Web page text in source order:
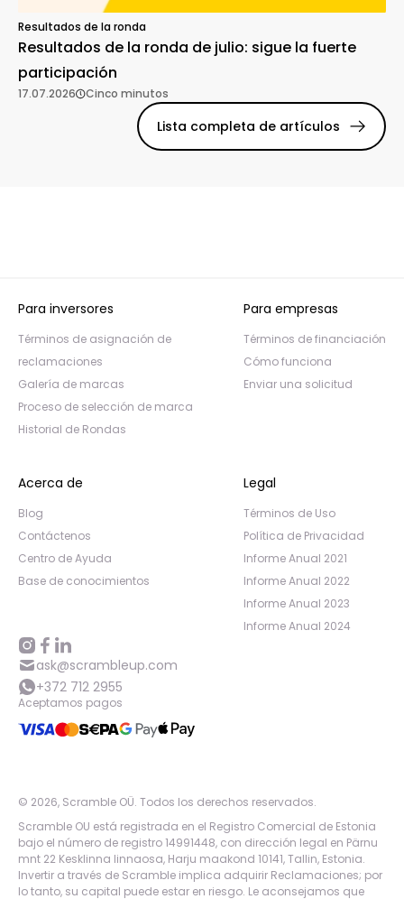
Resultados de la ronda
Resultados de la ronda de julio: sigue la fuerte
participación
17.07.2026 Cinco minutos
Lista completa de artículos
Para inversores
Términos de asignación de
reclamaciones
Galería de marcas
Proceso de selección de marca
Historial de Rondas
Para empresas
Términos de financiación
Cómo funciona
Enviar una solicitud
Acerca de
Blog
Contáctenos
Centro de Ayuda
Base de conocimientos
Legal
Términos de Uso
Política de Privacidad
Informe Anual 2021
Informe Anual 2022
Informe Anual 2023
Informe Anual 2024
ask@scrambleup.com
+372 712 2955
Aceptamos pagos
© 2026, Scramble OÜ. Todos los derechos reservados.
Scramble OU está registrada en el Registro Comercial de Estonia
bajo el número de registro 14991448, con dirección legal en Pärnu
mnt 22 Kesklinna linnaosa, Harju maakond 10141, Tallin, Estonia.
Invertir a través de Scramble implica adquirir Reclamaciones; por
lo tanto, su capital puede estar en riesgo. Le aconsejamos que